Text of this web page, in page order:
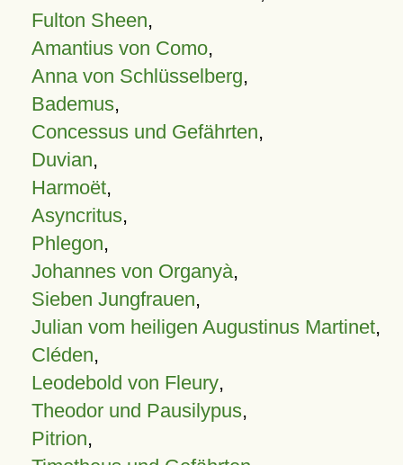
Fulton Sheen,
Amantius von Como,
Anna von Schlüsselberg,
Bademus,
Concessus und Gefährten,
Duvian,
Harmoët,
Asyncritus,
Phlegon,
Johannes von Organyà,
Sieben Jungfrauen,
Julian vom heiligen Augustinus Martinet,
Cléden,
Leodebold von Fleury,
Theodor und Pausilypus,
Pitrion,